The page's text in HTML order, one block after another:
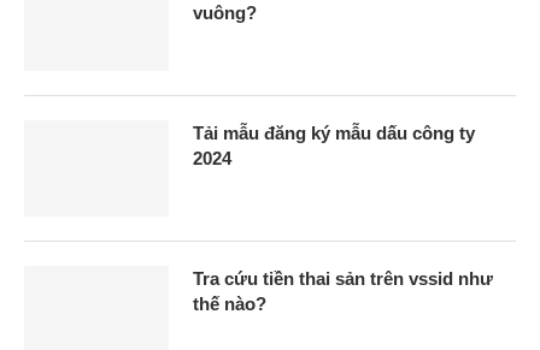
vuông?
Tải mẫu đăng ký mẫu dấu công ty
2024
Tra cứu tiền thai sản trên vssid như
thế nào?